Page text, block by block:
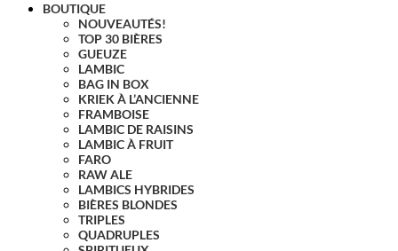
BOUTIQUE
NOUVEAUTÉS!
TOP 30 BIÈRES
GUEUZE
LAMBIC
BAG IN BOX
KRIEK À L’ANCIENNE
FRAMBOISE
LAMBIC DE RAISINS
LAMBIC À FRUIT
FARO
RAW ALE
LAMBICS HYBRIDES
BIÈRES BLONDES
TRIPLES
QUADRUPLES